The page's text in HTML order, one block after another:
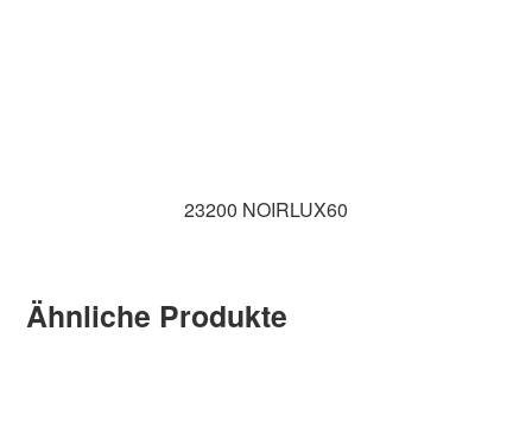
23200 NOIRLUX60
Ähnliche Produkte